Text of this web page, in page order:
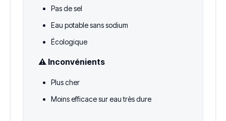
Pas de sel
Eau potable sans sodium
Écologique
⚠️ Inconvénients
Plus cher
Moins efficace sur eau très dure